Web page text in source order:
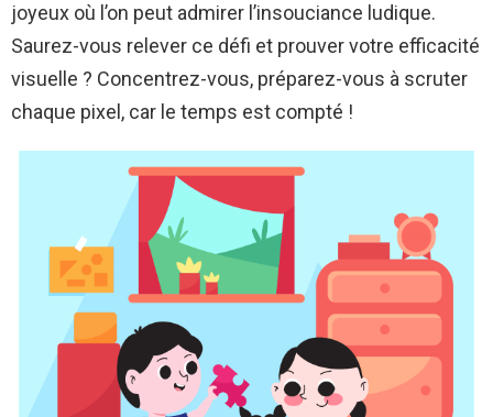
joyeux où l’on peut admirer l’insouciance ludique.
Saurez-vous relever ce défi et prouver votre efficacité
visuelle ? Concentrez-vous, préparez-vous à scruter
chaque pixel, car le temps est compté !